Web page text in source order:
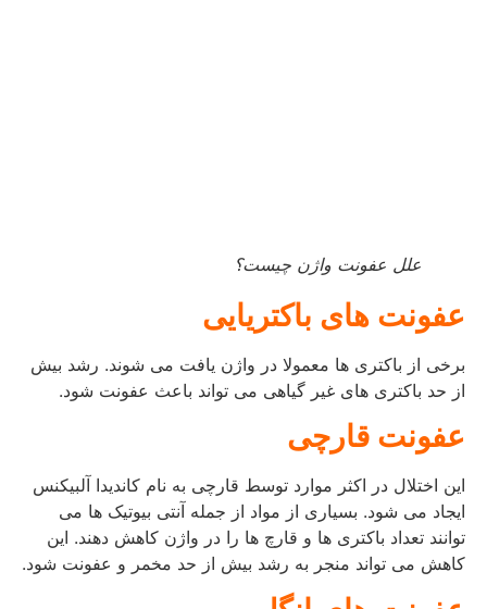
علل عفونت واژن چیست؟
عفونت های باکتریایی
برخی از باکتری ها معمولا در واژن یافت می شوند. رشد بیش
از حد باکتری های غیر گیاهی می تواند باعث عفونت شود.
عفونت قارچی
این اختلال در اکثر موارد توسط قارچی به نام کاندیدا آلبیکنس
ایجاد می شود. بسیاری از مواد از جمله آنتی بیوتیک ها می
توانند تعداد باکتری ها و قارچ ها را در واژن کاهش دهند. این
کاهش می تواند منجر به رشد بیش از حد مخمر و عفونت شود.